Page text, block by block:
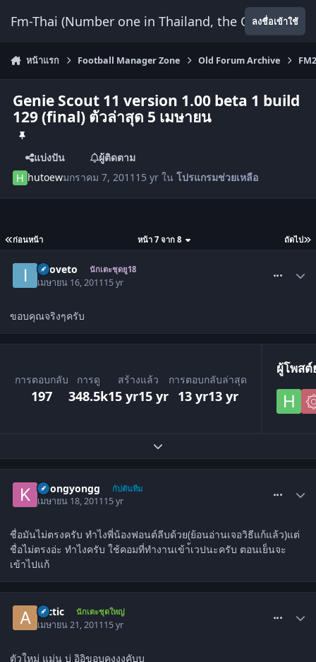
Fm-Thai (Number one in Thailand, the Onlyลงชื่อเข้าใช้
หน้าแรก Football Manager Zone Old Forum Archive
Genie Scout 11 version 1.00 beta 1 build
129 (final) ตัวล่าสุด 5 เมษายน
แบ่งปัน
ผู้ติดตาม
hutoewมกราคม 7, 2011 15 yr ในโปรแกรม​ช่วย​เหลือ
ก่อนหน้า ถัดไป
หน้า 7 จาก 8
inloveto นักเตะชุดยู18
เมษายน 16, 201115 yr
ขอบคุณจริงๆครับ
การตอบกลับ
197
การดู
348.5k
สร้างแล้ว
15 yr15 yr
การตอบกลับล่าสุด
13 yr13 yr
ผู้โพส
ขยายภาพรวมหัวข้อ
koongyongg กัปตันทีม
เมษายน 18, 201115 yr
ชื่อมันไม่ตรงครับ ทำไงพี่น้องฟอนต์ลีบด้วย(ย้อนอ่านเจอวิธีแก้แล้ว)แต่
ชื่อไม่ตรงอ่ะ ทำไงครับ ใช้คอมที่ทำงานเข้า้เวปนะครับ ตอนเย็นจะ
เข้าไปแก้
arctic นักเตะชุดใหญ่
เมษายน 21, 201115 yr
ตัวใหม่ แม่น บ่ อิอิขอบคุงงงคับบ